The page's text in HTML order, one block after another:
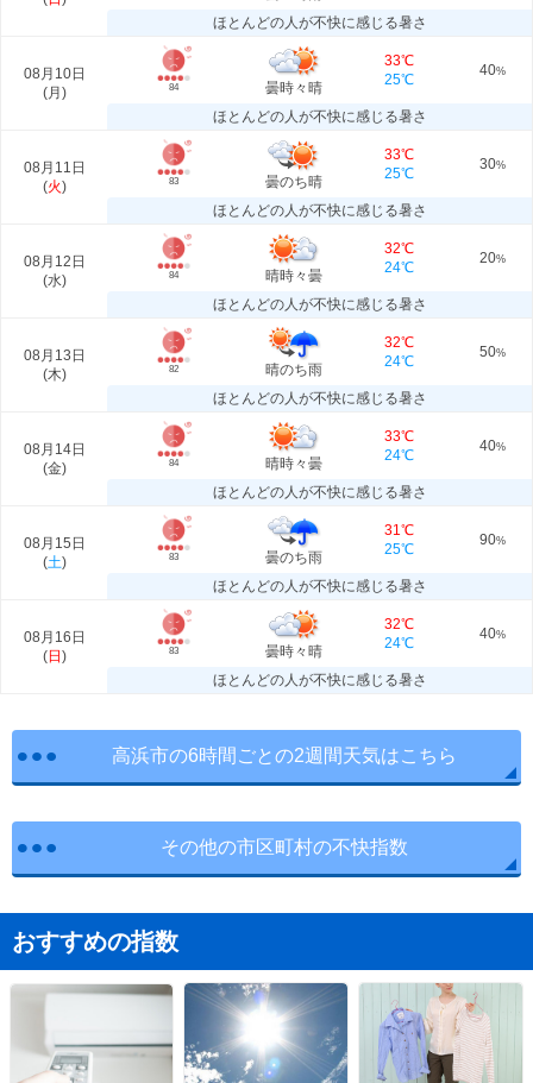
ほとんどの人が不快に感じる暑さ
08月10日
(月 ) 84 曇時々晴
33℃
25℃
40%
ほとんどの人が不快に感じる暑さ
08月11日
(火) 83 曇のち晴
33℃
25℃
30%
ほとんどの人が不快に感じる暑さ
08月12日
(水) 84 晴時々曇
32℃
24℃
20%
ほとんどの人が不快に感じる暑さ
08月13日
(木) 82 晴のち雨
32℃
24℃
50%
ほとんどの人が不快に感じる暑さ
08月14日
(金) 84 晴時々曇
33℃
24℃
40%
ほとんどの人が不快に感じる暑さ
08月15日
(土) 83 曇のち雨
31℃
25℃
90%
ほとんどの人が不快に感じる暑さ
08月16日
(日 ) 83 曇時々晴
32℃
24℃
40%
ほとんどの人が不快に感じる暑さ
高浜市の6時間ごとの2週間天気はこちら
その他の市区町村の不快指数
おすすめの指数